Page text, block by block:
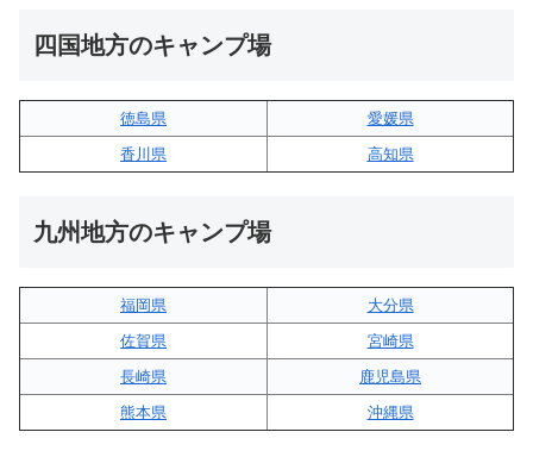
四国地方のキャンプ場
徳島県
愛媛県
香川県
高知県
九州地方のキャンプ場
福岡県
大分県
佐賀県
宮崎県
長崎県
鹿児島県
熊本県
沖縄県